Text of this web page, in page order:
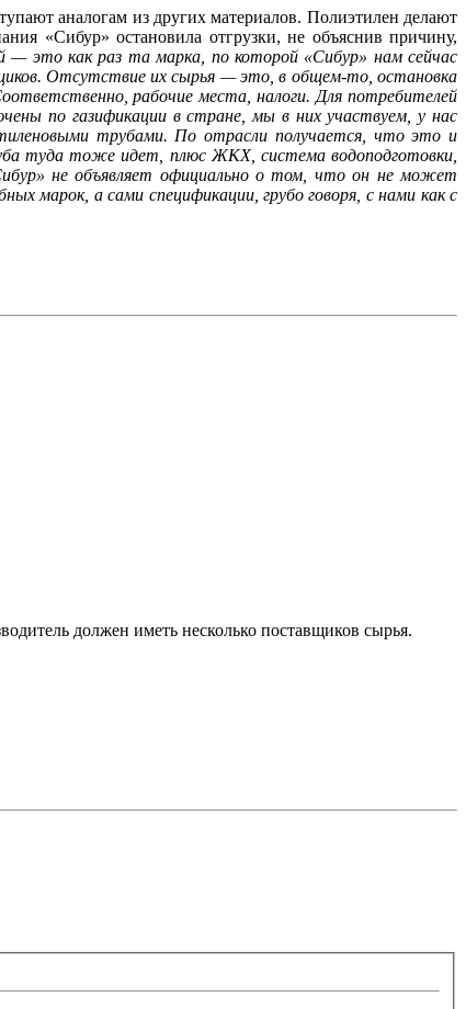
аналогам из других материалов. Полиэтилен делают
«Сибур» остановила отгрузки, не объяснив причину,
— это как раз та марка, по которой «Сибур» нам сейчас
Отсутствие их сырья — это, в общем-то, остановка
рабочие места, налоги. Для потребителей
по газификации в стране, мы в них участвуем, у нас
трубами. По отрасли получается, что это и
туда тоже идет, плюс ЖКХ, система водоподготовки,
не объявляет официально о том, что он не может
марок, а сами спецификации, грубо говоря, с нами как с
должен иметь несколько поставщиков сырья.